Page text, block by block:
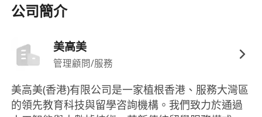
00，雙休。
九龍油尖旺區佐敦上海街 48號1層 B6 室
公司簡介
美高美
管理顧問/服務
美高美(香港)有限公司是一家植根香港、服務大灣區
的領先教育科技與留學咨詢機構。我們致力於通過